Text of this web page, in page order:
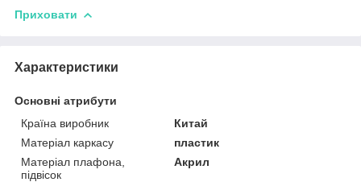
Приховати
Характеристики
Основні атрибути
Країна виробник
Китай
Матеріал каркасу
пластик
Матеріал плафона,
підвісок
Акрил